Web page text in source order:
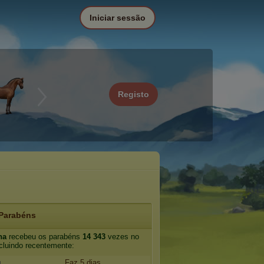
Registo
Iniciar sessão
recebeu os parabéns 14 343 vezes no
recentemente: